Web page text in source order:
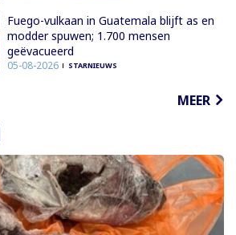
Fuego-vulkaan in Guatemala blijft as en
modder spuwen; 1.700 mensen
geëvacueerd
05-08-2026 STARNIEUWS
MEER